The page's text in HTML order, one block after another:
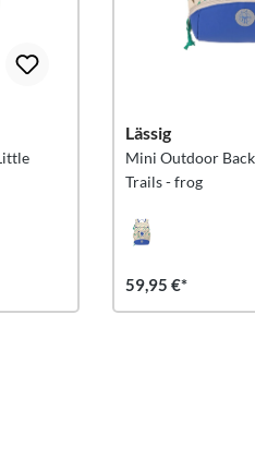
Lässig
Mini Outdoor
Trails - frog
59,95 €*